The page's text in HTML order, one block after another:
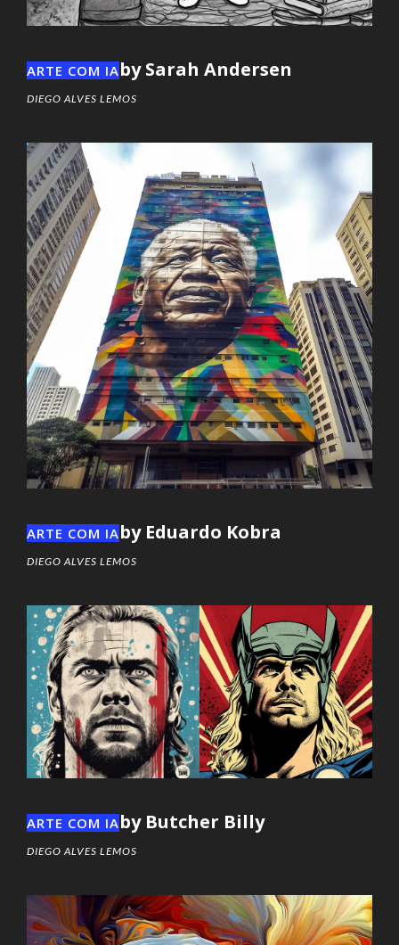
ARTE COM IAby Sarah Andersen
DIEGO ALVES LEMOS
ARTE COM IAby Eduardo Kobra
DIEGO ALVES LEMOS
ARTE COM IAby Butcher Billy
DIEGO ALVES LEMOS